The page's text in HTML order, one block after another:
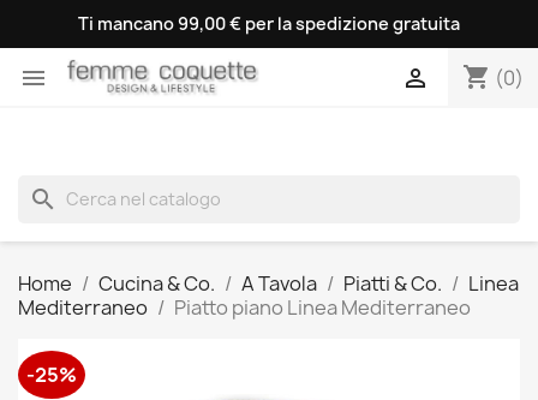
Ti mancano 99,00 € per la spedizione gratuita
 shopping_cart (0)

search
Home Cucina & Co. A Tavola Piatti & Co.
Linea
Mediterraneo
Piatto piano Linea Mediterraneo
-25%